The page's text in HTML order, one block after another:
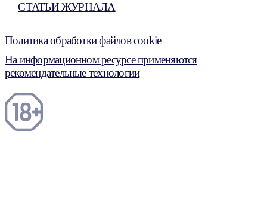
СТАТЬИ ЖУРНАЛА
Политика обработки файлов cookie
На информационном ресурсе применяются
рекомендательные технологии